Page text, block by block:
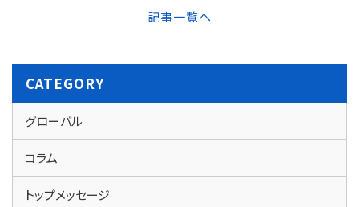
記事一覧へ
CATEGORY
グローバル
コラム
トップメッセージ